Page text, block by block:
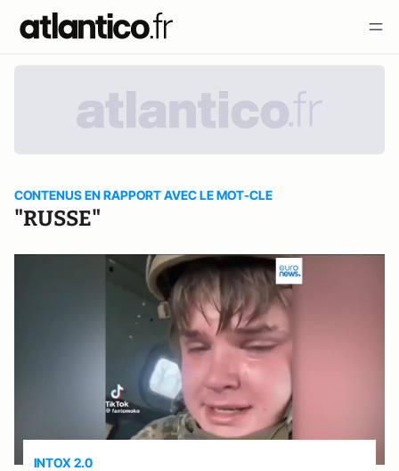
CONTENUS EN RAPPORT AVEC LE MOT-CLE
"RUSSE"
INTOX 2.0